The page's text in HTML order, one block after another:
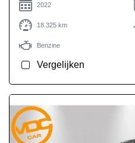
2022
18.325 km
Benzine
Vergelijken